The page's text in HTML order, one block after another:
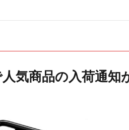
気商品の入荷通知